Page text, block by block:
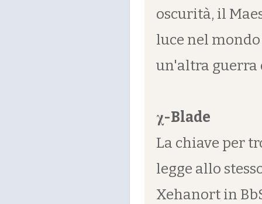
oscurità, il
luce nel
un'altra guerra
χ-Blade
La chiave per
legge allo
Xehanort in